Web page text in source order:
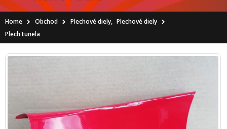
Home Obchod Plechové diely, Plechové diely
Plech tunela